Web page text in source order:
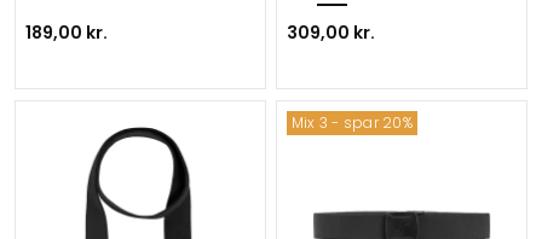
189,00 kr. 309,00 kr.
Mix 3 - spar 20%